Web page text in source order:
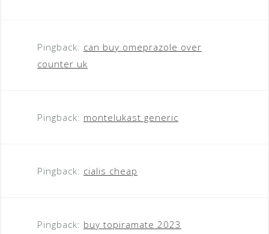
Pingback: can buy omeprazole over
counter uk
Pingback: montelukast generic
Pingback: cialis cheap
Pingback: buy topiramate 2023